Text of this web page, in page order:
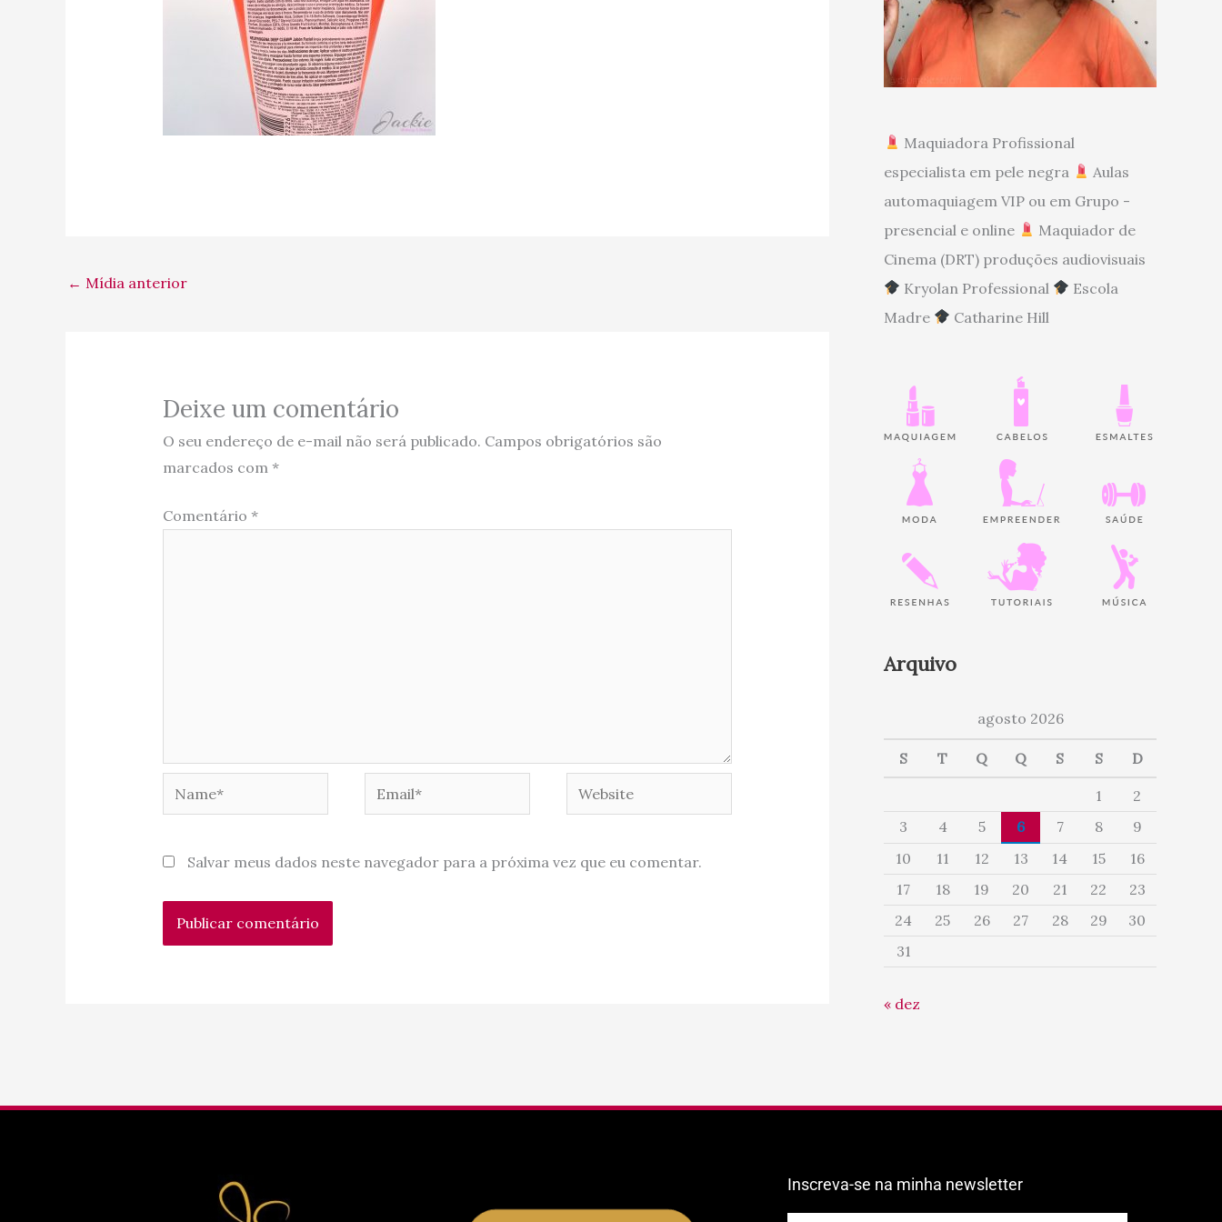
← Mídia anterior
Deixe um comentário
O seu endereço de e-mail não será publicado. Campos obrigatórios são
marcados com *
Comentário *
Website
Salvar meus dados neste navegador para a próxima vez que eu comentar.
Maquiadora Profissional
especialista em pele negra
Aulas
automaquiagem VIP ou em Grupo -
presencial e online
Maquiador de
Cinema (DRT) produções audiovisuais
Kryolan Professional
Escola
Madre
Catharine Hill
Arquivo
agosto 2026
S T Q Q S S D
1
2
3
4 5 6 7 8
9
10
11 12 13 14 15
16
17
18 19 20 21 22
23
24
25 26 27 28 29
30
31
« dez
Inscreva-se na minha newsletter